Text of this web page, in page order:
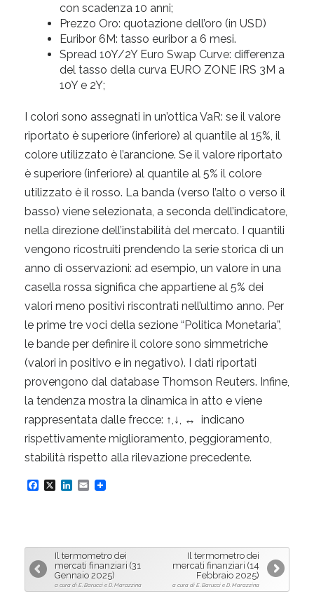
con scadenza 10 anni;
Prezzo Oro: quotazione dell’oro (in USD)
Euribor 6M: tasso euribor a 6 mesi.
Spread 10Y/2Y Euro Swap Curve: differenza
del tasso della curva EURO ZONE IRS 3M a
10Y e 2Y;
I colori sono assegnati in un’ottica VaR: se il valore
riportato è superiore (inferiore) al quantile al 15%, il
colore utilizzato è l’arancione. Se il valore riportato
è superiore (inferiore) al quantile al 5% il colore
utilizzato è il rosso. La banda (verso l’alto o verso il
basso) viene selezionata, a seconda dell’indicatore,
nella direzione dell’instabilità del mercato. I quantili
vengono ricostruiti prendendo la serie storica di un
anno di osservazioni: ad esempio, un valore in una
casella rossa significa che appartiene al 5% dei
valori meno positivi riscontrati nell’ultimo anno. Per
le prime tre voci della sezione “Politica Monetaria”,
le bande per definire il colore sono simmetriche
(valori in positivo e in negativo). I dati riportati
provengono dal database Thomson Reuters. Infine,
la tendenza mostra la dinamica in atto e viene
rappresentata dalle frecce: ↑,↓, ↔ indicano
rispettivamente miglioramento, peggioramento,
stabilità rispetto alla rilevazione precedente.
F
e
b
X
L
k
e
d
E
i
l
Il termometro dei
mercati finanziari (31
Gennaio 2025)
a cura di E. Barucci e D. Marazzina
Il termometro dei
mercati finanziari (14
Febbraio 2025)
a cura di E. Barucci e D. Marazzina